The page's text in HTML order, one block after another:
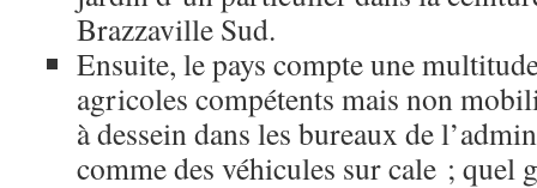
Brazzaville Sud.
Ensuite, le pays compte une
agricoles compétents mais non
à dessein dans les bureaux de
comme des véhicules sur cale ; quel